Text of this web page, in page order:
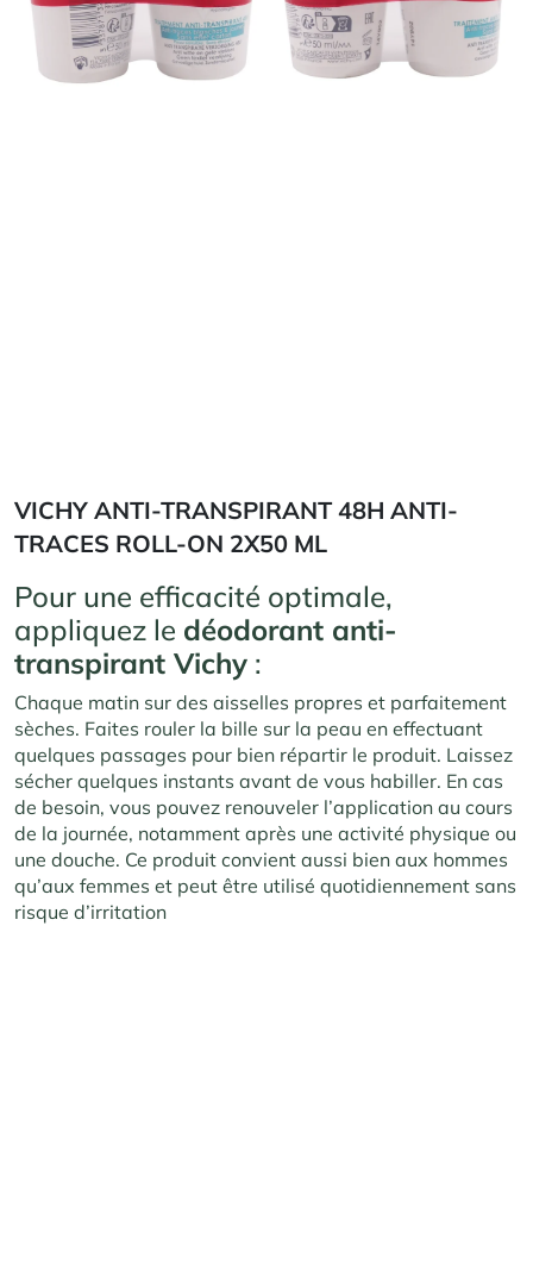
VICHY ANTI-TRANSPIRANT 48H ANTI-
TRACES ROLL-ON 2X50 ML
Pour une efficacité optimale,
appliquez le déodorant anti-
transpirant Vichy :
Chaque matin sur des aisselles propres et parfaitement
sèches. Faites rouler la bille sur la peau en effectuant
quelques passages pour bien répartir le produit. Laissez
sécher quelques instants avant de vous habiller. En cas
de besoin, vous pouvez renouveler l’application au cours
de la journée, notamment après une activité physique ou
une douche. Ce produit convient aussi bien aux hommes
qu’aux femmes et peut être utilisé quotidiennement sans
risque d’irritation